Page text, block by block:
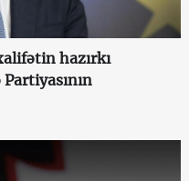
hazırkı